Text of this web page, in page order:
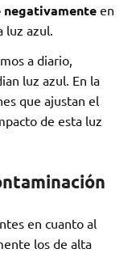
en
azul.
a diario,
luz azul. En la
que ajustan el
de esta luz
en cuanto al
los de alta